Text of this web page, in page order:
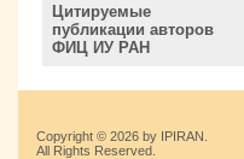
Цитируемые
публикации авторов
ФИЦ ИУ РАН
Copyright © 2026 by IPIRAN.
All Rights Reserved.